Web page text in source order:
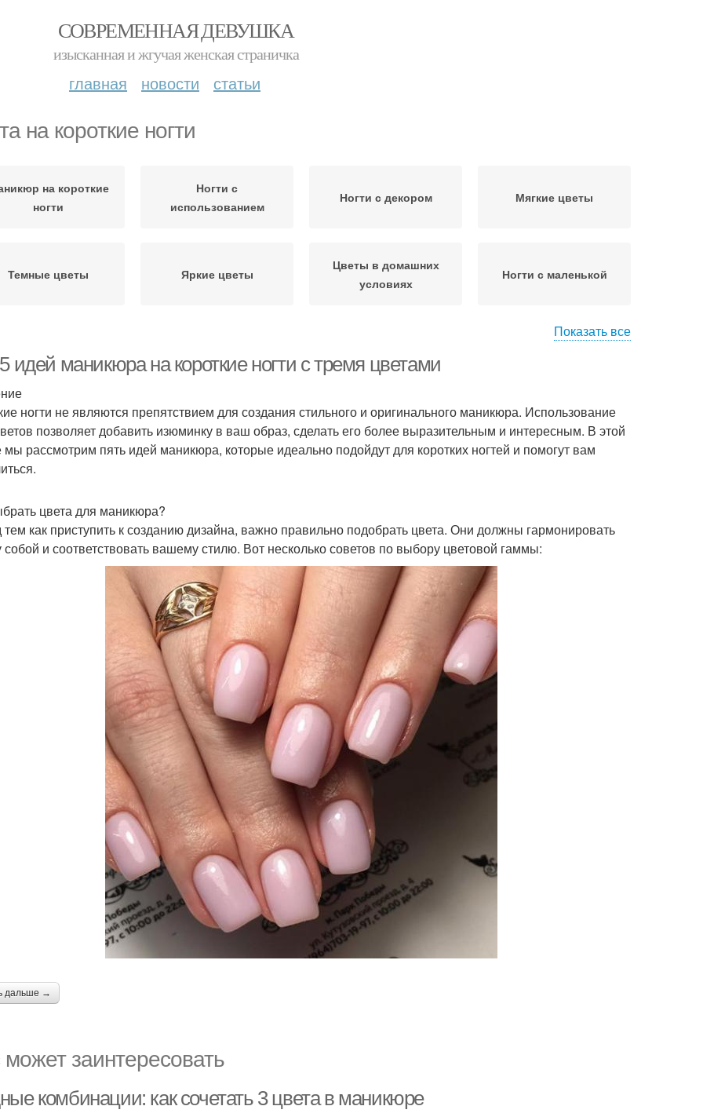
СОВРЕМЕННАЯ ДЕВУШКА
изысканная и жгучая женская страничка
главная новости статьи
на короткие ногти
на короткие
ногти
Ногти с
использованием
Ногти с декором Мягкие цветы
Темные цветы Яркие цветы
Цветы в домашних
условиях
Ногти с маленькой
Показать все
идей маникюра на короткие ногти с тремя цветами
ногти не являются препятствием для создания стильного и оригинального маникюра. Использование
позволяет добавить изюминку в ваш образ, сделать его более выразительным и интересным. В этой
мы рассмотрим пять идей маникюра, которые идеально подойдут для коротких ногтей и помогут вам
цвета для маникюра?
как приступить к созданию дизайна, важно правильно подобрать цвета. Они должны гармонировать
и соответствовать вашему стилю. Вот несколько советов по выбору цветовой гаммы:
дальше →
заинтересовать
комбинации: как сочетать 3 цвета в маникюре